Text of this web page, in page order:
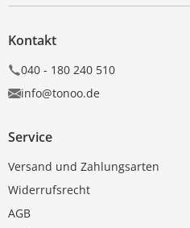
Kontakt
040 - 180 240 510
info@tonoo.de
Service
Versand und Zahlungsarten
Widerrufsrecht
AGB